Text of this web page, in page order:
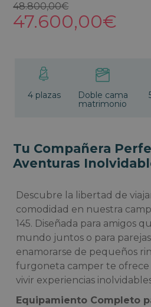
48.800,00€
47.600,00€
4 plazas
Doble cama
matrimonio
Tu Compañera
Aventuras
Descubre la libertad de
comodidad en nuestra
145. Diseñada para amigos
mundo juntos o para
enamorarse de pequeños
furgoneta camper te
vivir experiencias
Equipamiento Completo